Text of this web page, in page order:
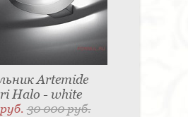
Artemide
Halo - white
30 000 руб.